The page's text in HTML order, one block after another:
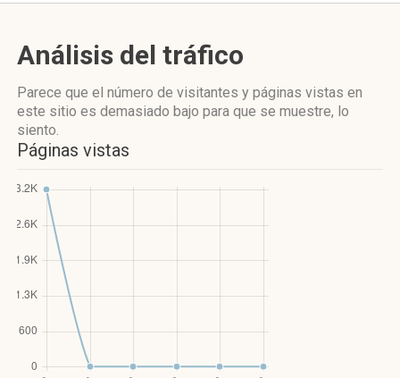
Análisis del tráfico
Parece que el número de visitantes y páginas vistas en
este sitio es demasiado bajo para que se muestre, lo
siento.
Páginas vistas